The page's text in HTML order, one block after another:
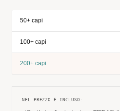
50+ capi
100+ capi
200+ capi
NEL PREZZO È INCLUSO: